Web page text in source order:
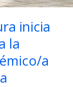
inicia
la
a